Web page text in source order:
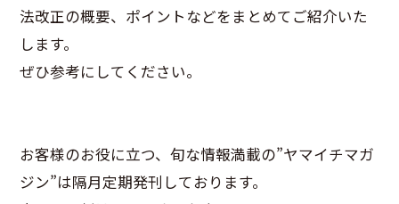
法改正の概要、ポイントなどをまとめてご紹介いた
します。
ぜひ参考にしてください。
お客様のお役に立つ、旬な情報満載の”ヤマイチマガ
ジン”は隔月定期発刊しております。